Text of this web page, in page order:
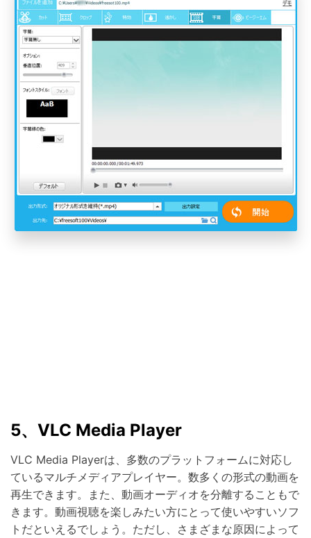
5、VLC Media Player
VLC Media Playerは、多数のプラットフォームに対応し
ているマルチメディアプレイヤー。数多くの形式の動画を
再生できます。また、動画オーディオを分離することもで
きます。動画視聴を楽しみたい方にとって使いやすいソフ
トだといえるでしょう。ただし、さまざまな原因によって